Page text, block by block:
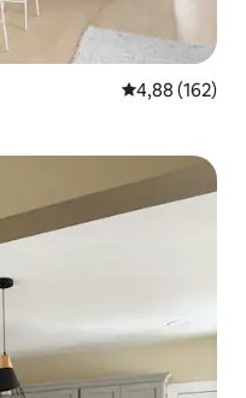
Évaluation
4,88 (162)